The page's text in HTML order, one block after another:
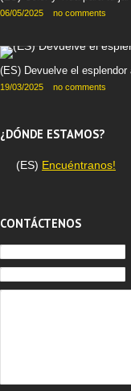
06/05/2025 no comments
(ES) Devuelve el esplendor
19/03/2025 no comments
¿DÓNDE ESTAMOS?
(ES) Encuéntranos!
CONTÁCTENOS